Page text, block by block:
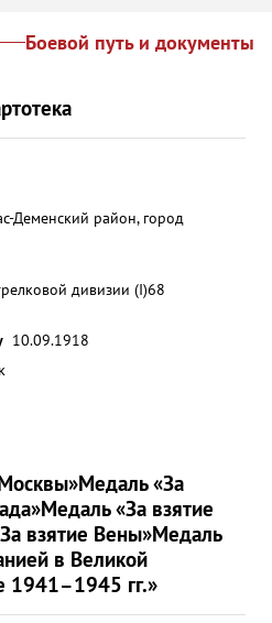
Боевой путь и документы
Деменский район, город
дивизии (I)68
10.09.1918
Медаль «За
Медаль «За взятие
взятие Вены»Медаль
в Великой
1941–1945 гг.»